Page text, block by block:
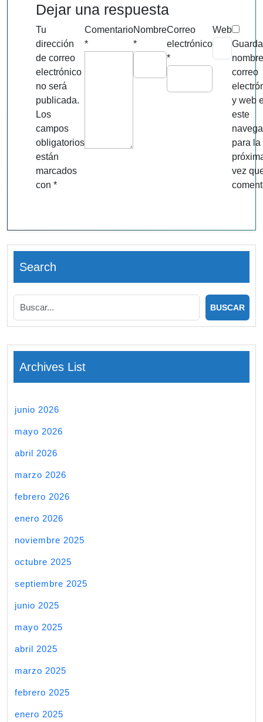
Dejar una respuesta
Tu
dirección
de correo
electrónico
no será
publicada.
Los
campos
obligatorios
están
marcados
con *
Comentario
*
Nombre
*
Correo
electrónico
*
Web
correo
y web
este
para la
vez
Search
Archives List
junio 2026
mayo 2026
abril 2026
marzo 2026
febrero 2026
enero 2026
noviembre 2025
octubre 2025
septiembre 2025
junio 2025
mayo 2025
abril 2025
marzo 2025
febrero 2025
enero 2025